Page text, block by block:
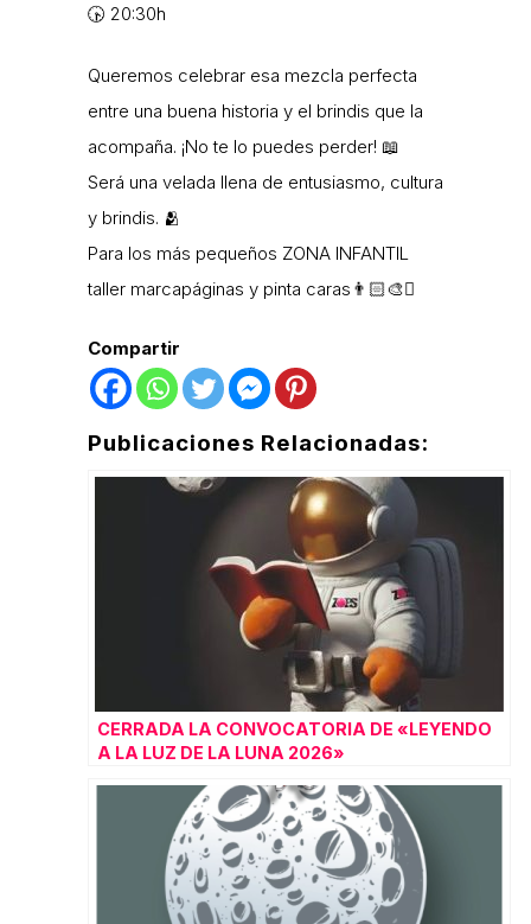
🕟 20:30h
Queremos celebrar esa mezcla perfecta
entre una buena historia y el brindis que la
acompaña. ¡No te lo puedes perder! 📖
Será una velada llena de entusiasmo, cultura
y brindis. 🫂
Para los más pequeños ZONA INFANTIL
taller marcapáginas y pinta caras👨🏻‍🎨🫟
Compartir
Publicaciones Relacionadas:
CERRADA LA CONVOCATORIA DE «LEYENDO
A LA LUZ DE LA LUNA 2026»